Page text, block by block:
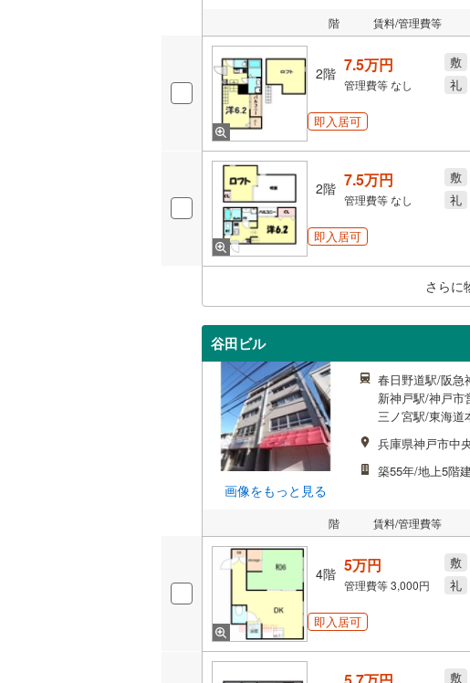
階 賃料/管理費等
2階 7.5万円
管理費等なし
敷
礼
即入居可
2階 7.5万円
管理費等なし
敷
礼
即入居可
さらに
谷田ビル
画像をもっと見る
春日野道駅/阪急
新神戸駅/神戸市
三ノ宮駅/東海道
兵庫県神戸市中
築55年/地上5階
階 賃料/管理費等
4階 5万円
管理費等3,000円
敷
礼
即入居可
敷